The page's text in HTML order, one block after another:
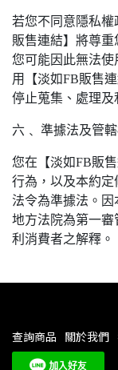
若您不同意隱私
販售連結】將尊重
您可能因此無法
用【淡如FB販售
停止蒐集、處理及
六﹑ 準據法及管
您在【淡如FB販
行為，以及本約定
法令為準據法。
地方法院為第一
利消費者之解釋。
查詢商品 關於我們